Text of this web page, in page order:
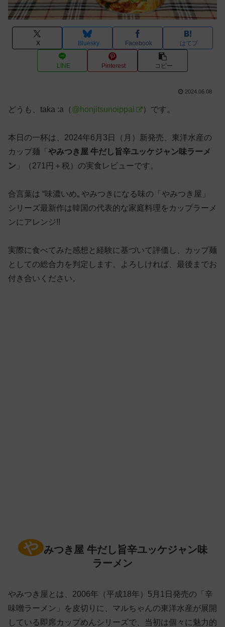
X Bluesky Facebook はてブ
LINE Pinterest コピー
2024.06.08
どうも、taka :a（ @honjitsunoippai ）です。
本日の一杯は、2024年6月3日（月）新発売、東洋水産の
カップ麺「 やみつき屋 牛だし旨辛ユッケジャン味ラーメ
ン 」（271円＋税）の実食レビューです。
合言葉は “味濃いめ„ やみつきになる味の「やみつき屋」
シリーズ最新作は韓国の代表的な家庭料理をカップラーメ
ンにアレンジ!!
実際に食べてみた感想と経験に基づいて評価し、カップ麺
としての総合力を判定します。よろしければ、最後までお
付き合いください。
や みつき屋 牛だし旨辛ユッケジャン味
ラーメン
やみつき屋とは、2006年（平成18年）5月1日発売の「辛
味噌ラーメン」を皮切りに、マルちゃんの東洋水産が展開
している即席カップめんシリーズで、当初は個々に魅力的